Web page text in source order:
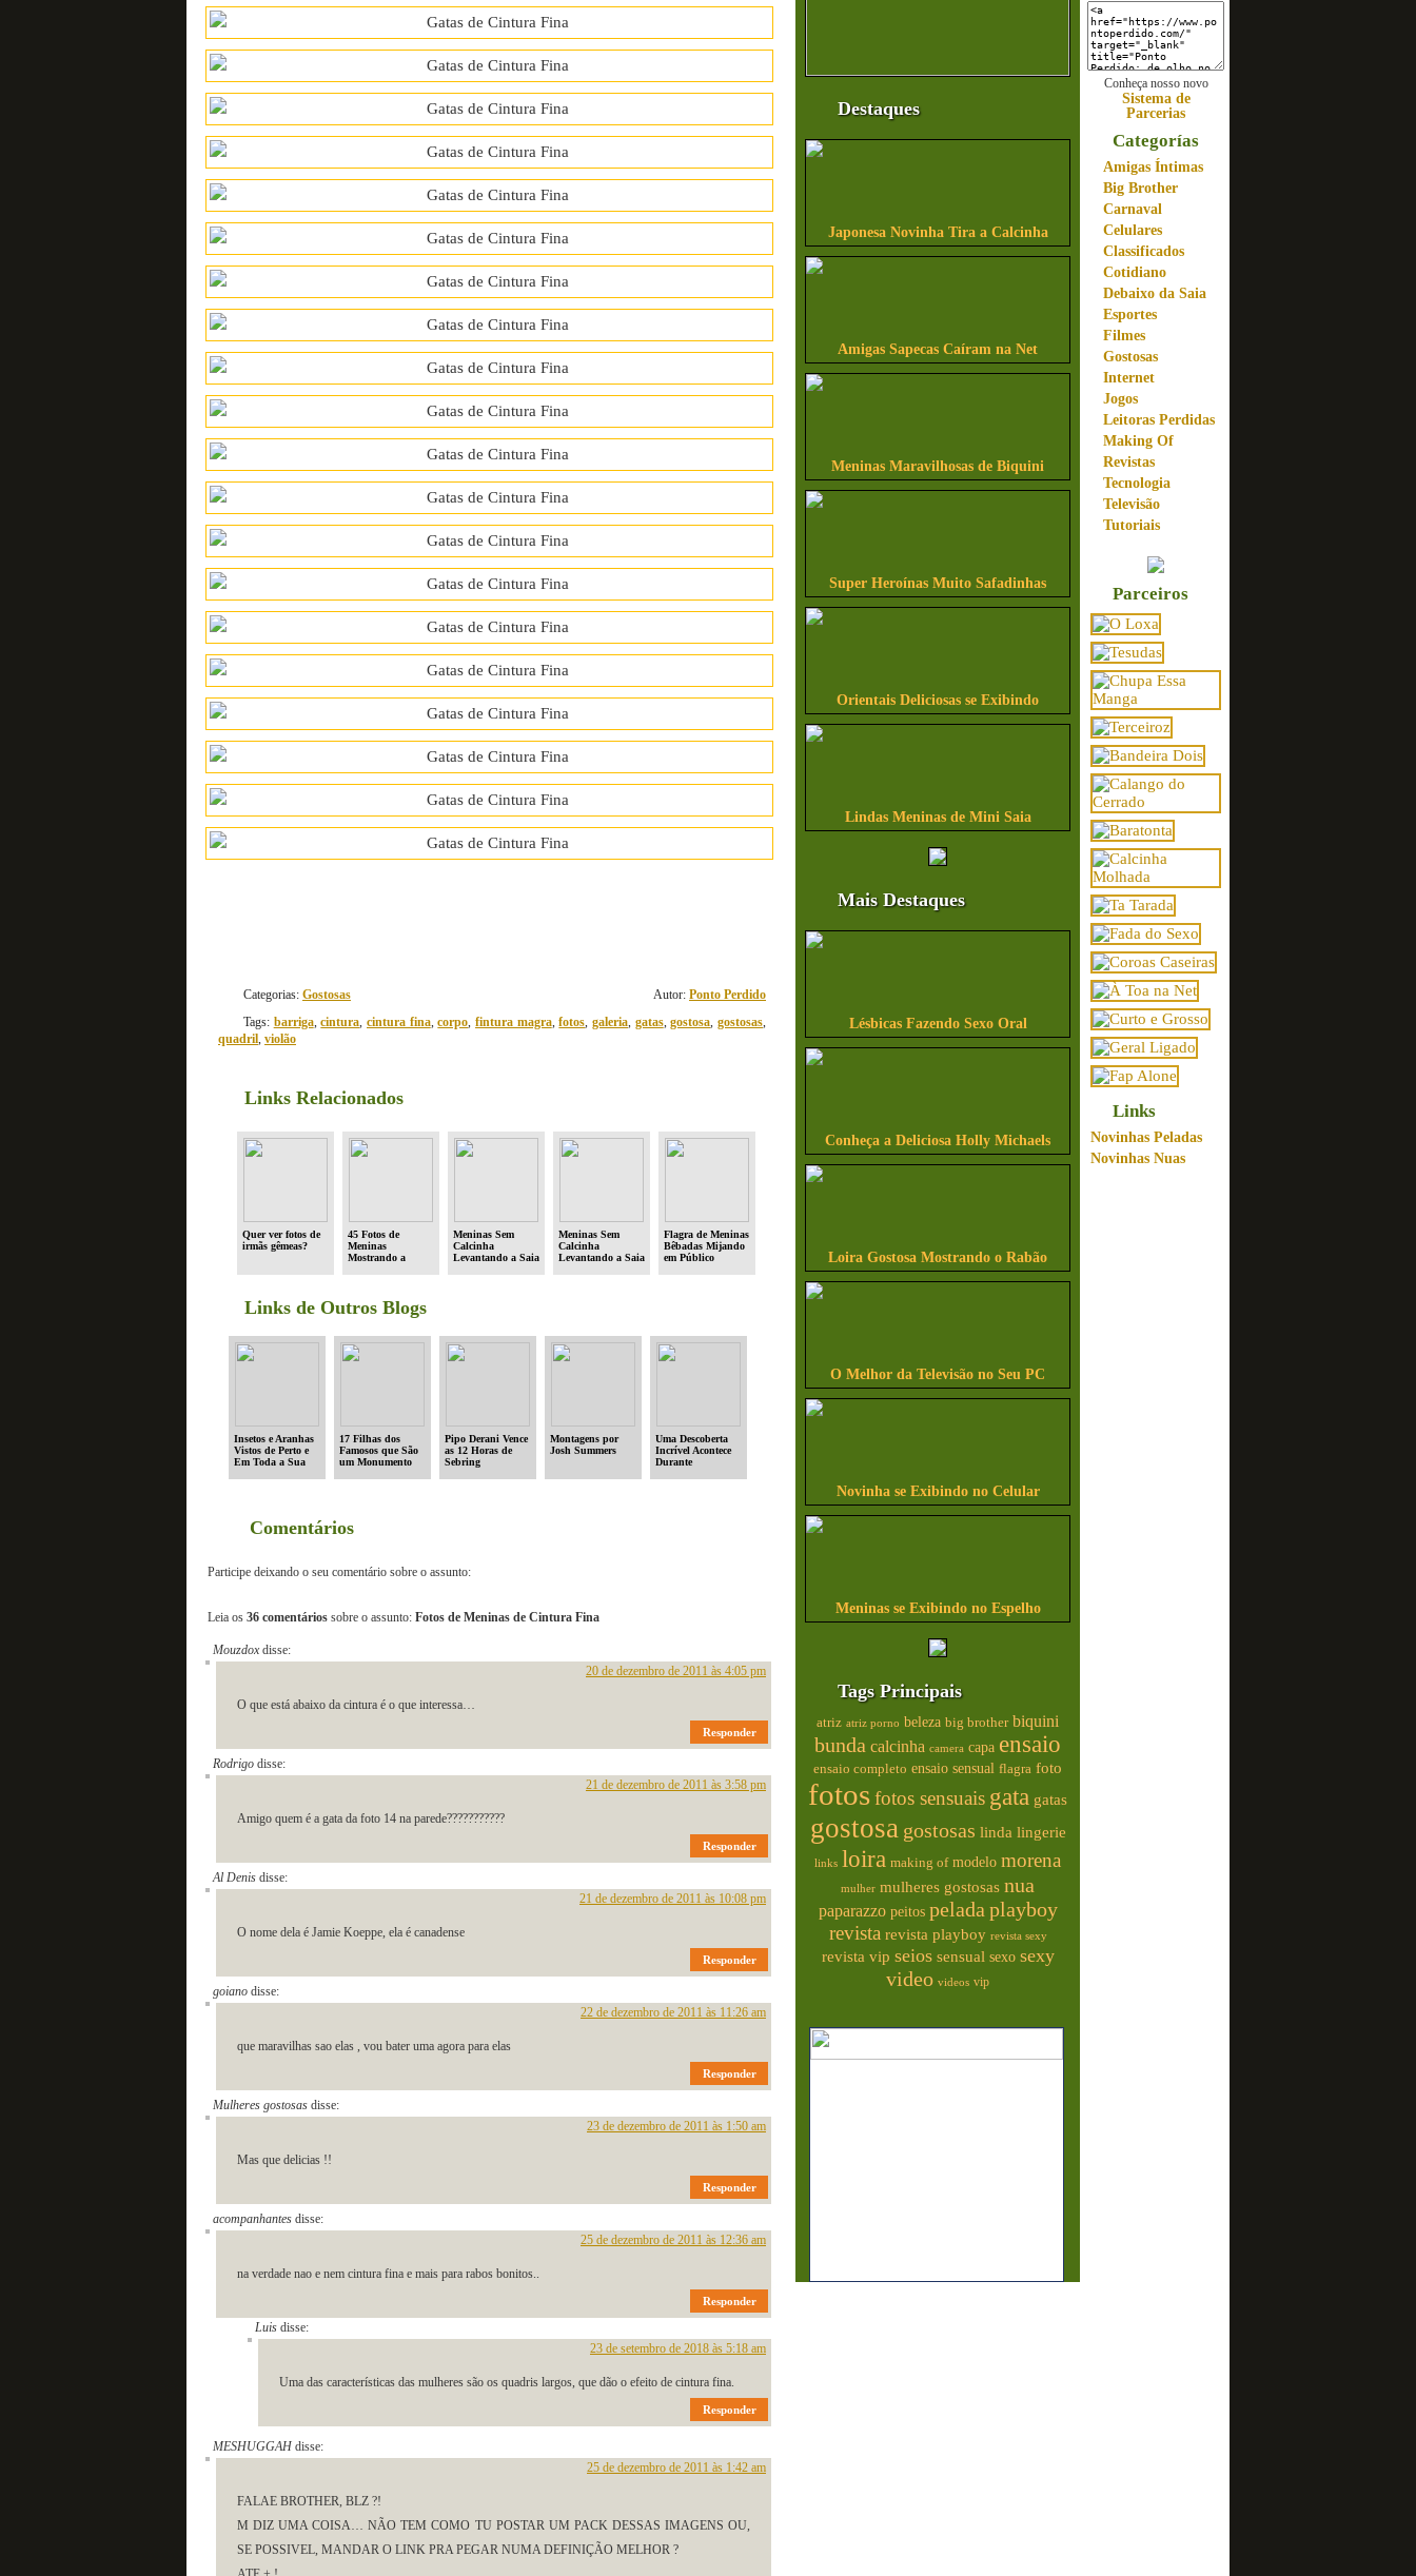
Categorias: Gostosas Autor: Ponto Perdido
Tags: barriga,cintura,cintura fina,corpo,fintura magra,fotos,galeria, gatas,gostosa,gostosas,
quadril, violão
Links Relacionados
Quer ver fotos de
irmãs gêmeas?
45 Fotos de
Meninas
Mostrando a
Meninas Sem
Calcinha
Levantando a Saia
Meninas Sem
Calcinha
Levantando a Saia
Flagra de Meninas
Bêbadas Mijando
em Público
Links de Outros Blogs
Insetos e Aranhas
Vistos de Perto e
Em Toda a Sua
17 Filhas dos
Famosos que São
um Monumento
Pipo Derani Vence
as 12 Horas de
Sebring
Montagens por
Josh Summers
Uma Descoberta
Incrível Acontece
Durante
Comentários
Participe deixando o seu comentário sobre o assunto:
Leia os 36 comentários sobre o assunto: Fotos de Meninas de Cintura Fina
Mouzdox disse:
20 de dezembro de 2011 às 4:05 pm
O que está abaixo da cintura é o que interessa…
Responder
Rodrigo disse:
21 de dezembro de 2011 às 3:58 pm
Amigo quem é a gata da foto 14 na parede???????????
Responder
Al Denis disse:
21 de dezembro de 2011 às 10:08 pm
O nome dela é Jamie Koeppe, ela é canadense
Responder
goiano disse:
22 de dezembro de 2011 às 11:26 am
que maravilhas sao elas , vou bater uma agora para elas
Responder
Mulheres gostosas disse:
23 de dezembro de 2011 às 1:50 am
Mas que delicias !!
Responder
acompanhantes disse:
25 de dezembro de 2011 às 12:36 am
na verdade nao e nem cintura fina e mais para rabos bonitos..
Responder
Luis disse:
23 de setembro de 2018 às 5:18 am
Uma das características das mulheres são os quadris largos, que dão o efeito de cintura fina.
Responder
MESHUGGAH disse:
25 de dezembro de 2011 às 1:42 am
FALAE BROTHER, BLZ ?!
M DIZ UMA COISA… NÃO TEM COMO TU POSTAR UM PACK DESSAS IMAGENS OU,
SE POSSIVEL, MANDAR O LINK PRA PEGAR NUMA DEFINIÇÃO MELHOR ?
Destaques
Japonesa Novinha Tira a Calcinha
Amigas Sapecas Caíram na Net
Meninas Maravilhosas de Biquini
Super Heroínas Muito Safadinhas
Orientais Deliciosas se Exibindo
Lindas Meninas de Mini Saia
Mais Destaques
Lésbicas Fazendo Sexo Oral
Conheça a Deliciosa Holly Michaels
Loira Gostosa Mostrando o Rabão
O Melhor da Televisão no Seu PC
Novinha se Exibindo no Celular
Meninas se Exibindo no Espelho
Tags Principais
atriz atriz porno beleza big brother biquini
bunda calcinha camera capa ensaio
ensaio completo ensaio sensual flagra foto
fotosfotos sensuais gata gatas
gostosa gostosas linda lingerie
links loira making of modelo morena
mulher mulheres gostosas nua
paparazzo peitos pelada playboy
revista revista playboy revista sexy
revista vip seios sensual sexo sexy
video videos vip
Conheça nosso novo
Sistema de
Parcerias
Categorías
Amigas Íntimas
Big Brother
Carnaval
Celulares
Classificados
Cotidiano
Debaixo da Saia
Esportes
Filmes
Gostosas
Internet
Jogos
Leitoras Perdidas
Making Of
Revistas
Tecnologia
Televisão
Tutoriais
Parceiros
Links
Novinhas Peladas
Novinhas Nuas